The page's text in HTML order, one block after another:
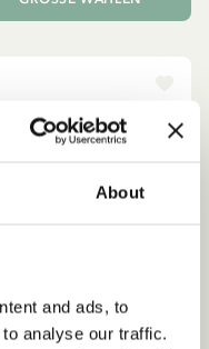
About
and ads, to
analyse our traffic.